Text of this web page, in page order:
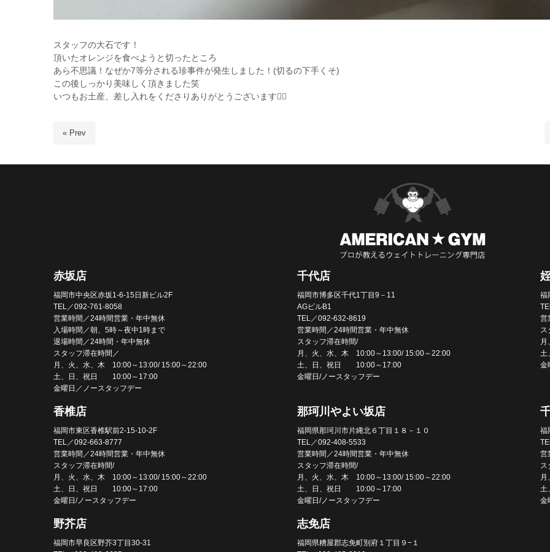
スタッフの大石です！
頂いたオレンジを食べようと切ったところ
あら不思議！なぜか7等分される珍事件が発生しました！(切るの下手くそ)
この後しっかり美味しく頂きました笑
いつもお土産、差し入れをくださりありがとうございます🙇‍♂️
« Prev
赤坂店
福岡市中央区赤坂1-6-15日新ビル2F
TEL／092-761-8058
営業時間／24時間営業・年中無休
入場時間／朝、5時～夜中1時まで
退場時間／24時間・年中無休
スタッフ滞在時間／
月、火、水、木 10:00～13:00/ 15:00～22:00
土、日、祝日 10:00～17:00
金曜日／ノースタッフデー
千代店
福岡市博多区千代1丁目9－11
AGビルB1
TEL／092-632-8619
営業時間／24時間営業・年中無休
スタッフ滞在時間/
月、火、水、木 10:00～13:00/ 15:00～22:00
土、日、祝日 10:00～17:00
金曜日/ノースタッフデー
福
営
ス
金
香椎店
福岡市東区香椎駅前2-15-10-2F
TEL／092-663-8777
営業時間／24時間営業・年中無休
スタッフ滞在時間/
月、火、水、木 10:00～13:00/ 15:00～22:00
土、日、祝日 10:00～17:00
金曜日/ノースタッフデー
那珂川やよい坂店
福岡県那珂川市片縄北６丁目１８－１０
TEL／092-408-5533
営業時間／24時間営業・年中無休
スタッフ滞在時間/
月、火、水、木 10:00～13:00/ 15:00～22:00
土、日、祝日 10:00～17:00
金曜日/ノースタッフデー
福
営
ス
金
野芥店
福岡市早良区野芥3丁目30-31
志免店
福岡県糟屋郡志免町別府１丁目９−１